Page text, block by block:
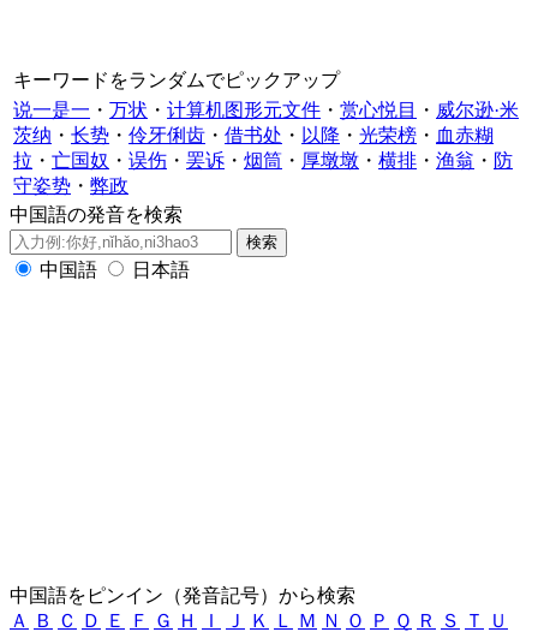
キーワードをランダムでピックアップ
说一是一 ・ 万状 ・ 计算机图形元文件 ・ 赏心悦目 ・ 威尔逊·米
茨纳 ・ 长势 ・ 伶牙俐齿 ・ 借书处 ・ 以降 ・ 光荣榜 ・ 血赤糊
拉 ・ 亡国奴 ・ 误伤 ・ 罢诉 ・ 烟筒 ・ 厚墩墩 ・ 横排 ・ 渔翁 ・ 防
守姿势 ・ 弊政
中国語の発音を検索
中国語 日本語
中国語をピンイン（発音記号）から検索
Ａ
Ｂ Ｃ Ｄ Ｅ Ｆ Ｇ Ｈ Ｉ Ｊ Ｋ Ｌ Ｍ Ｎ Ｏ Ｐ Ｑ Ｒ Ｓ Ｔ
Ｕ